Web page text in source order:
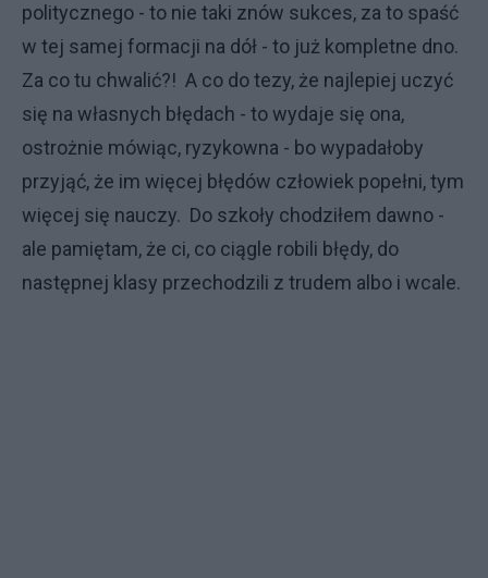
politycznego - to nie taki znów sukces, za to spaść
w tej samej formacji na dół - to już kompletne dno.
Za co tu chwalić?! A co do tezy, że najlepiej uczyć
się na własnych błędach - to wydaje się ona,
ostrożnie mówiąc, ryzykowna - bo wypadałoby
przyjąć, że im więcej błędów człowiek popełni, tym
więcej się nauczy. Do szkoły chodziłem dawno -
ale pamiętam, że ci, co ciągle robili błędy, do
następnej klasy przechodzili z trudem albo i wcale.